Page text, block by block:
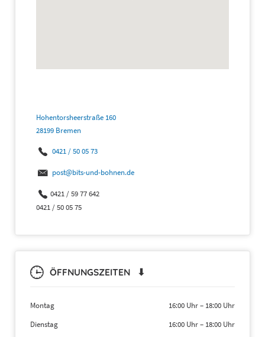
Hohentorsheerstraße 160
28199 Bremen
0421 / 50 05 73
post@bits-und-bohnen.de
0421 / 59 77 642
0421 / 50 05 75
ÖFFNUNGSZEITEN ⬇
Montag 16:00 Uhr– 18:00 Uhr
Dienstag
16:00 Uhr– 18:00 Uhr